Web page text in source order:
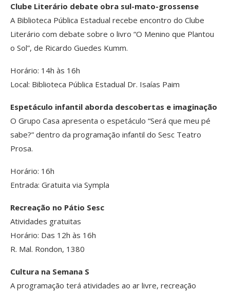
Clube Literário debate obra sul-mato-grossense
A Biblioteca Pública Estadual recebe encontro do Clube
Literário com debate sobre o livro “O Menino que Plantou
o Sol”, de Ricardo Guedes Kumm.
Horário: 14h às 16h
Local: Biblioteca Pública Estadual Dr. Isaías Paim
Espetáculo infantil aborda descobertas e imaginação
O Grupo Casa apresenta o espetáculo “Será que meu pé
sabe?” dentro da programação infantil do Sesc Teatro
Prosa.
Horário: 16h
Entrada: Gratuita via Sympla
Recreação no Pátio Sesc
Atividades gratuitas
Horário: Das 12h às 16h
R. Mal. Rondon, 1380
Cultura na Semana S
A programação terá atividades ao ar livre, recreação